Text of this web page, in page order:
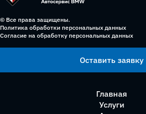
© Все права защищены.
Политика обработки персональных данных
Согласие на обработку персональных данных
Оставить заявку
Главная
Услуги